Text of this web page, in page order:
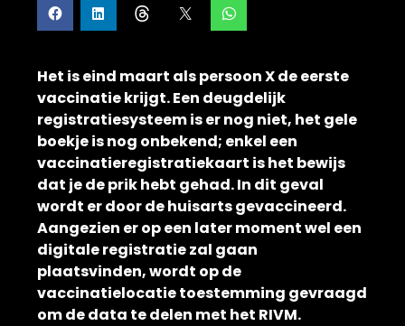
Het is eind maart als persoon X de eerste
vaccinatie krijgt. Een deugdelijk
registratiesysteem is er nog niet, het gele
boekje is nog onbekend; enkel een
vaccinatieregistratiekaart is het bewijs
dat je de prik hebt gehad. In dit geval
wordt er door de huisarts gevaccineerd.
Aangezien er op een later moment wel een
digitale registratie zal gaan
plaatsvinden, wordt op de
vaccinatielocatie toestemming gevraagd
om de data te delen met het RIVM.